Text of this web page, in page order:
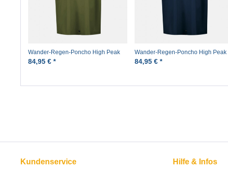
Wander-Regen-Poncho High Peak
Oliv Pro-X
84,95 € *
Wander-Regen-Poncho High Peak
Marine Pro-X
84,95 € *
Kundenservice Hilfe & Infos